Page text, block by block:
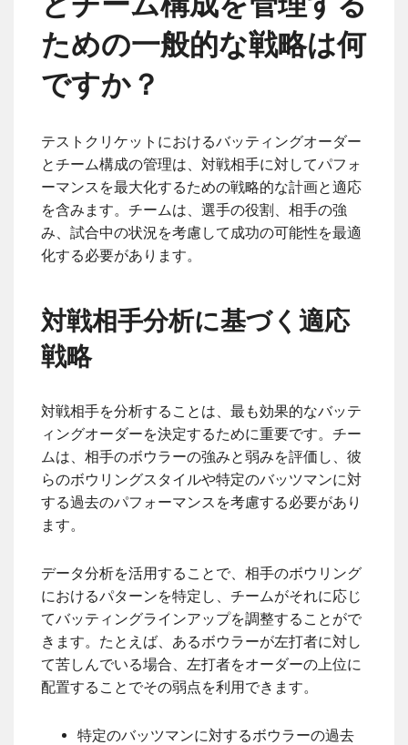
ための一般的な戦略は何
ですか？
テストクリケットにおけるバッティングオーダー
とチーム構成の管理は、対戦相手に対してパフォ
ーマンスを最大化するための戦略的な計画と適応
を含みます。チームは、選手の役割、相手の強
み、試合中の状況を考慮して成功の可能性を最適
化する必要があります。
対戦相手分析に基づく適応
戦略
対戦相手を分析することは、最も効果的なバッテ
ィングオーダーを決定するために重要です。チー
ムは、相手のボウラーの強みと弱みを評価し、彼
らのボウリングスタイルや特定のバッツマンに対
する過去のパフォーマンスを考慮する必要があり
ます。
データ分析を活用することで、相手のボウリング
におけるパターンを特定し、チームがそれに応じ
てバッティングラインアップを調整することがで
きます。たとえば、あるボウラーが左打者に対し
て苦しんでいる場合、左打者をオーダーの上位に
配置することでその弱点を利用できます。
特定のバッツマンに対するボウラーの過去